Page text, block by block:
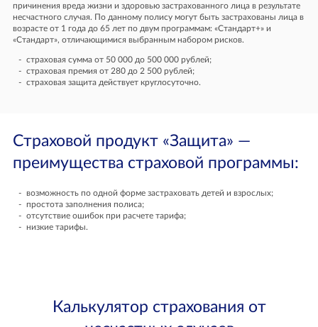
причинения вреда жизни и здоровью застрахованного лица в результате
несчастного случая. По данному полису могут быть застрахованы лица в
возрасте от 1 года до 65 лет по двум программам: «Стандарт+» и
«Стандарт», отличающимися выбранным набором рисков.
страховая сумма от 50 000 до 500 000 рублей;
страховая премия от 280 до 2 500 рублей;
страховая защита действует круглосуточно.
Страховой продукт «Защита» —
преимущества страховой программы:
возможность по одной форме застраховать детей и взрослых;
простота заполнения полиса;
отсутствие ошибок при расчете тарифа;
низкие тарифы.
Калькулятор страхования от